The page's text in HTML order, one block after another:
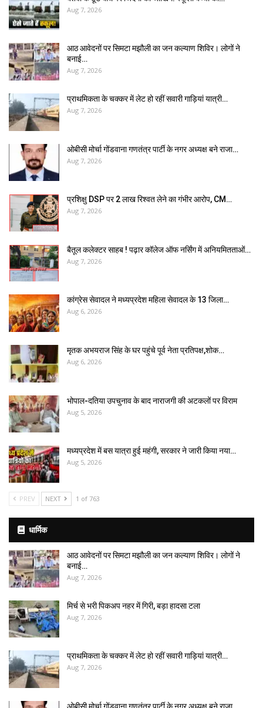
Aug 7, 2026
आठ आवेदनों पर सिमटा मझौली का जन कल्याण शिविर। लोगों ने
बनाई…
Aug 7, 2026
प्राथमिकता के चक्कर में लेट हो रहीं सवारी गाड़ियां यात्री…
Aug 7, 2026
ओबीसी मोर्चा गोंडवाना गणतंत्र पार्टी के नगर अध्यक्ष बने राजा…
Aug 7, 2026
प्रशिक्षु DSP पर ₹2 लाख रिश्वत लेने का गंभीर आरोप, CM…
Aug 7, 2026
बैतूल कलेक्टर साहब ! पढ़ार कॉलेज ऑफ नर्सिंग में अनियमितताओं…
Aug 7, 2026
कांग्रेस सेवादल ने मध्यप्रदेश महिला सेवादल के 13 जिला…
Aug 6, 2026
मृतक अभयराज सिंह के घर पहुंचे पूर्व नेता प्रतिपक्ष,शोक…
Aug 6, 2026
भोपाल-दतिया उपचुनाव के बाद नाराजगी की अटकलों पर विराम
Aug 5, 2026
मध्यप्रदेश में बस यात्रा हुई महंगी, सरकार ने जारी किया नया…
Aug 5, 2026
PREV NEXT 1 of 763
धार्मिक
आठ आवेदनों पर सिमटा मझौली का जन कल्याण शिविर। लोगों ने
बनाई…
Aug 7, 2026
मिर्च से भरी पिकअप नहर में गिरी, बड़ा हादसा टला
Aug 7, 2026
प्राथमिकता के चक्कर में लेट हो रहीं सवारी गाड़ियां यात्री…
Aug 7, 2026